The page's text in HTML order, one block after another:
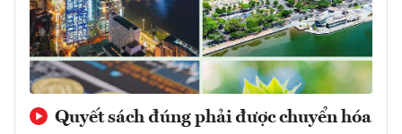
Quyết sách đúng phải được chuyển hóa